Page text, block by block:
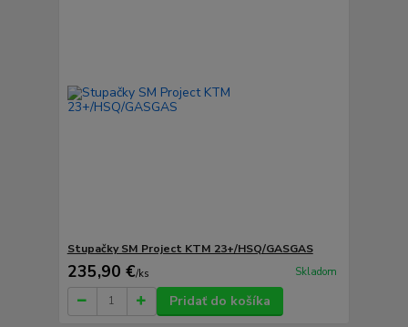
Stupačky SM Project KTM 23+/HSQ/GASGAS
235,90 €/ks Skladom
Pridať do košíka